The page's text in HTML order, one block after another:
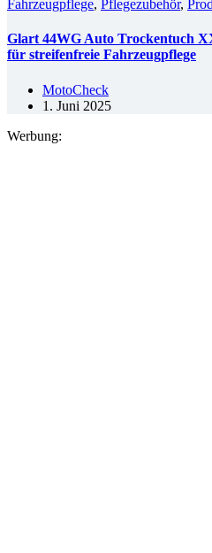
Fahrzeugpflege, Pflegezubehör,
Glart 44WG Auto Trockentuch
für streifenfreie Fahrzeugpflege
MotoCheck
1. Juni 2025
Werbung: